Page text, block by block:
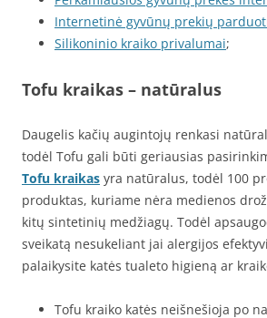
Internetinė gyvūnų prekių
Silikoninio kraiko privalumai;
Tofu kraikas – natūralus
Daugelis kačių augintojų renkasi
todėl Tofu gali būti geriausias
Tofu kraikas yra natūralus, todėl 100
produktas, kuriame nėra medienos
kitų sintetinių medžiagų. Todėl
sveikatą nesukeliant jai alergijos
palaikysite katės tualeto higieną ar
Tofu kraiko katės neišnešioja po